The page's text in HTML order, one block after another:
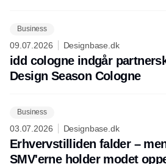
Business
09.07.2026 Designbase.dk
idd cologne indgår
Design Season Cologne
Business
03.07.2026 Designbase.dk
Erhvervstilliden falder –
SMV'erne holder modet